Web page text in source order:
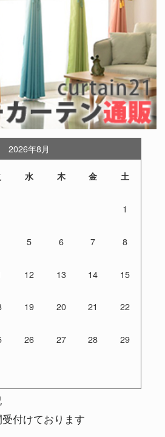
2026年8月
水 木 金 土
1
5 6 7 8
12 13 14 15
19 20 21 22
26 27 28 29
付けております